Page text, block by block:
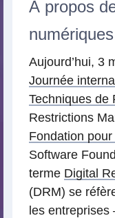
À propos
numériques
Aujourd’hui, 3
Journée
Techniques de
Restrictions
Fondation
Software
terme Digital
(DRM) se
les